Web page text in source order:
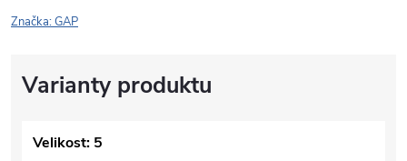
Značka:GAP
Velikost: 5